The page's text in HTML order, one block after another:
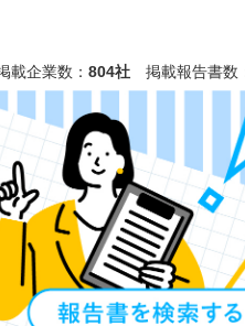
載企業数： 804社 掲載報告書数